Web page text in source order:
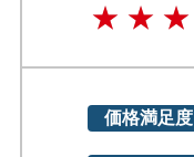
価格満足度